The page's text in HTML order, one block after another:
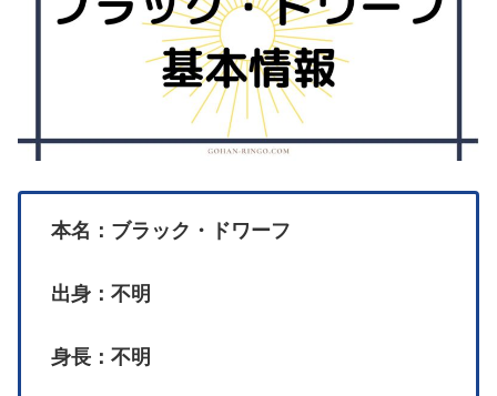
本名：ブラック・ドワーフ
出身：不明
身長：不明